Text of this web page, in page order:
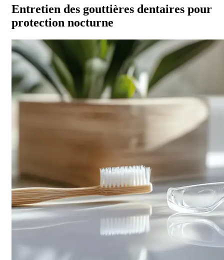
Entretien des gouttières dentaires pour
protection nocturne